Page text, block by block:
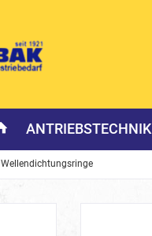
ANTRIEBSTECHNIK
Wellendichtungsringe